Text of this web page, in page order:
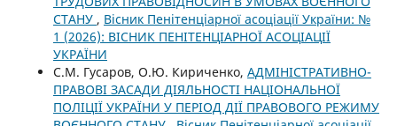
СТАНУ , Вісник Пенітенціарної асоціації України: №
1 (2026): ВІСНИК ПЕНІТЕНЦІАРНОЇ АСОЦІАЦІЇ
УКРАЇНИ
С.М. Гусаров, О.Ю. Кириченко, АДМІНІСТРАТИВНО-
ПРАВОВІ ЗАСАДИ ДІЯЛЬНОСТІ НАЦІОНАЛЬНОЇ
ПОЛІЦІЇ УКРАЇНИ У ПЕРІОД ДІЇ ПРАВОВОГО РЕЖИМУ